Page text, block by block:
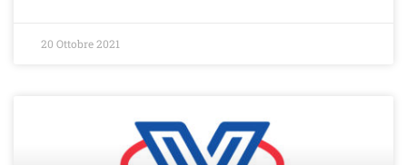
20 Ottobre 2021